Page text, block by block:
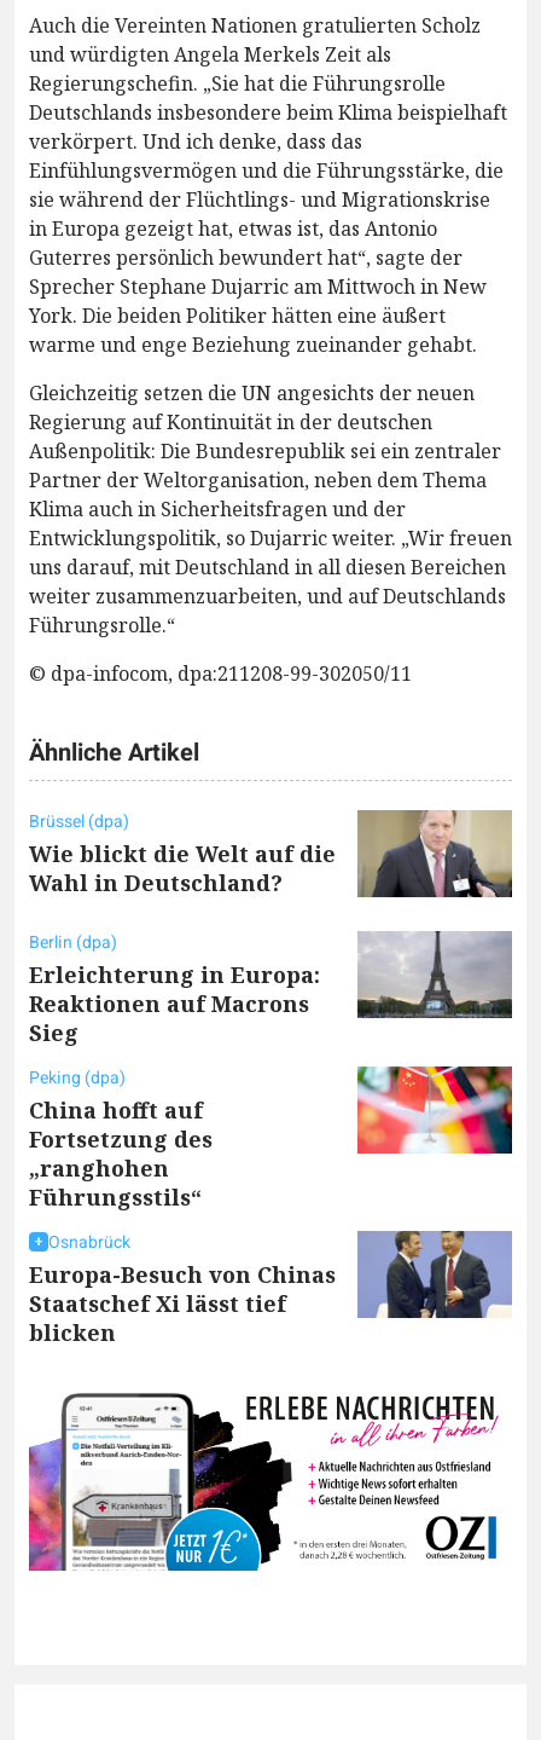
Auch die Vereinten Nationen gratulierten Scholz
und würdigten Angela Merkels Zeit als
Regierungschefin. „Sie hat die Führungsrolle
Deutschlands insbesondere beim Klima beispielhaft
verkörpert. Und ich denke, dass das
Einfühlungsvermögen und die Führungsstärke, die
sie während der Flüchtlings- und Migrationskrise
in Europa gezeigt hat, etwas ist, das Antonio
Guterres persönlich bewundert hat“, sagte der
Sprecher Stephane Dujarric am Mittwoch in New
York. Die beiden Politiker hätten eine äußert
warme und enge Beziehung zueinander gehabt.
Gleichzeitig setzen die UN angesichts der neuen
Regierung auf Kontinuität in der deutschen
Außenpolitik: Die Bundesrepublik sei ein zentraler
Partner der Weltorganisation, neben dem Thema
Klima auch in Sicherheitsfragen und der
Entwicklungspolitik, so Dujarric weiter. „Wir freuen
uns darauf, mit Deutschland in all diesen Bereichen
weiter zusammenzuarbeiten, und auf Deutschlands
Führungsrolle.“
© dpa-infocom, dpa:211208-99-302050/11
Ähnliche Artikel
Brüssel (dpa)
Wie blickt die Welt auf die
Wahl in Deutschland?
Berlin (dpa)
Erleichterung in Europa:
Reaktionen auf Macrons
Sieg
Peking (dpa)
China hofft auf
Fortsetzung des
„ranghohen
Führungsstils“
Osnabrück
Europa-Besuch von Chinas
Staatschef Xi lässt tief
blicken